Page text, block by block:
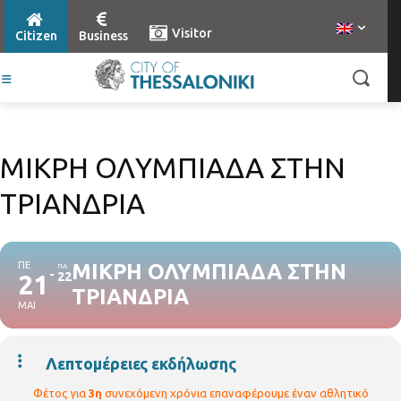
Citizen Business Visitor
ΜΙΚΡΗ ΟΛΥΜΠΙΑΔΑ ΣΤΗΝ
ΤΡΙΑΝΔΡΙΑ
ΠΕ
21
ΜΑΙ
ΠΑ
22ΜΙΚΡΗ ΟΛΥΜΠΙΑΔΑ ΣΤΗΝ
ΤΡΙΑΝΔΡΙΑ
Λεπτομέρειες εκδήλωσης
Φέτος για 3η συνεχόμενη χρόνια επαναφέρουμε έναν αθλητικό